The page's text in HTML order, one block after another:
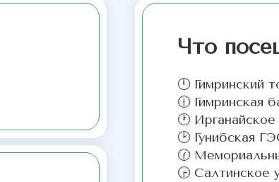
🕛 Гимринский
🕧 Гимринская
🕐
🕑 Гунибская
🕜
🕞 Салтинское
Что